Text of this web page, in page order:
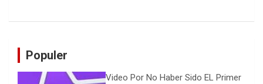
Populer
Video Por No Haber Sido EL Primer